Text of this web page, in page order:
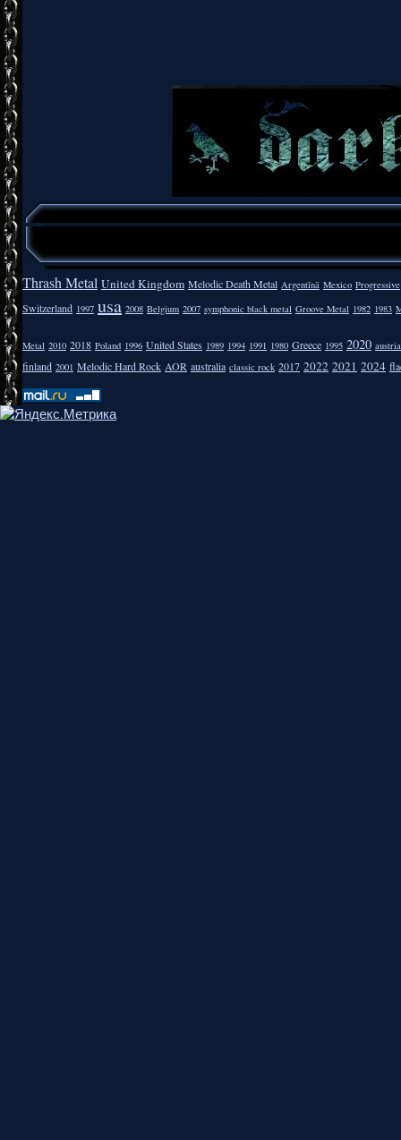
Thrash Metal United Kingdom Melodic Death Metal Argentīnā Mexico Progressive
Switzerland 1997 usa 2008 Belgium 2007 symphonic black metal Groove Metal 1982 1983
Metal 2010 2018 Poland 1996 United States 1989 1994 1991 1980 Greece 1995 2020 austria
finland 2001 Melodic Hard Rock AOR australia classic rock 2017 2022 2021 2024